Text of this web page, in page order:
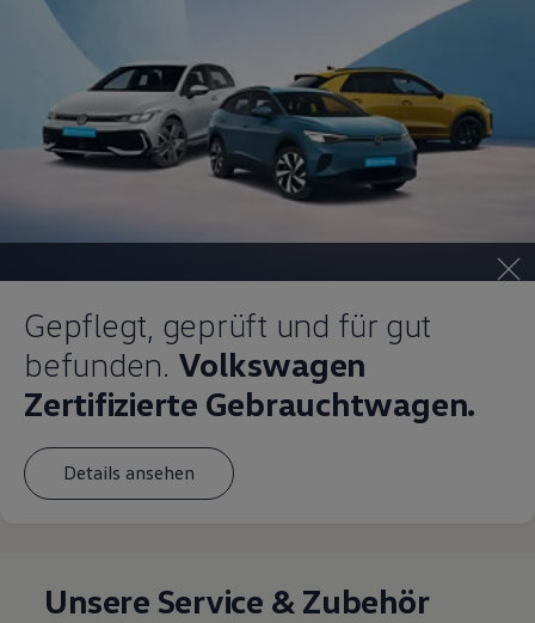
Gepflegt, geprüft und für gut
befunden. Volkswagen
Zertifizierte Gebrauchtwagen.
Details ansehen
Unsere Service & Zubehör